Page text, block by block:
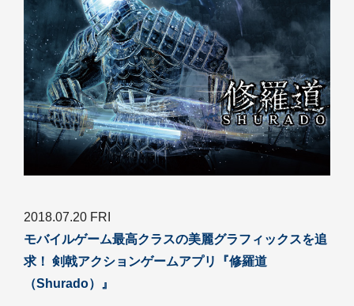
2018.07.20 FRI
モバイルゲーム最高クラスの美麗グラフィックスを追
求！ 剣戟アクションゲームアプリ『修羅道
（Shurado）』